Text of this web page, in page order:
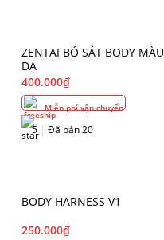
ZENTAI BÓ SÁT BODY MÀU
DA
400.000₫
Miễn phí vận chuyển
5 | Đã bán 20
BODY HARNESS V1
250.000₫